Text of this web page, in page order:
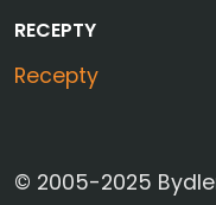
RECEPTY
Recepty
© 2005-2025